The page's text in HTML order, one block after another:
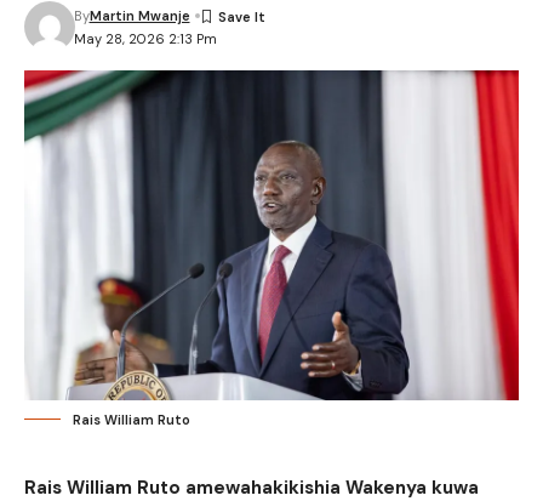
May 28, 2026 2:13 Pm
ByMartin Mwanje
Rais William Ruto
Rais William Ruto amewahakikishia Wakenya kuwa